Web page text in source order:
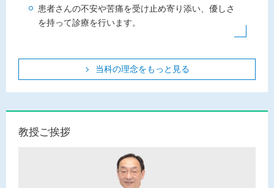
患者さんの不安や苦痛を受け止め寄り添い、優しさ
を持って診療を行います。
当科の理念をもっと見る
教授ご挨拶